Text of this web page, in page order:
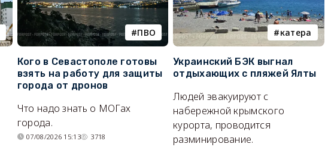
ПВО
Кого в Севастополе готовы
взять на работу для защиты
города от дронов
Что надо знать о МОГах
города.
07/08/2026 15:13 3718
катера
Украинский БЭК выгнал
отдыхающих с пляжей Ялты
Людей эвакуируют с
набережной крымского
курорта, проводится
разминирование.